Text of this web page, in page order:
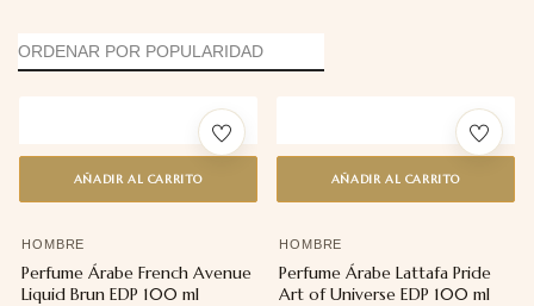
AÑADIR AL CARRITO
HOMBRE
Perfume Árabe French Avenue
Liquid Brun EDP 100 ml
AÑADIR AL CARRITO
HOMBRE
Perfume Árabe Lattafa Pride
Art of Universe EDP 100 ml